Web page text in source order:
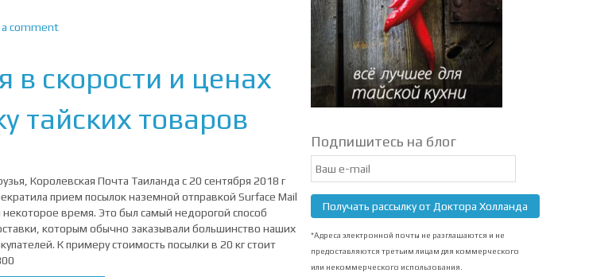
a comment
в скорости и ценах
тайских товаров
Королевская Почта Таиланда с 20 сентября 2018 г
прием посылок наземной отправкой Surface Mail
некоторое время. Это был самый недорогой способ
которым обычно заказывали большинство наших
К примеру стоимость посылки в 20 кг стоит
Подпишитесь на блог
Получать рассылку от Доктора Холланда
*Адреса электронной почты не разглашаются и не
предоставляются третьим лицам для коммерческого
или некоммерческого использования.